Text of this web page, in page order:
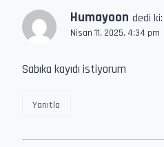
Humayoon dedi ki:
Nisan 11, 2025, 4:34 pm
Sabıka kayıdı istiyorum
Yanıtla